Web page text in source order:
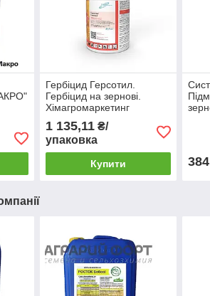
Гербіцид Герсотил.
Гербіцид на зернові.
Хімагромаркетинг
1 135,11₴/
упаковка
Купити